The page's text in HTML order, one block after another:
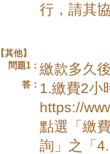
行，請其
【其他】
問題1： 繳款多久
答： 1.繳費2小
https://
點選「繳
詢」之「